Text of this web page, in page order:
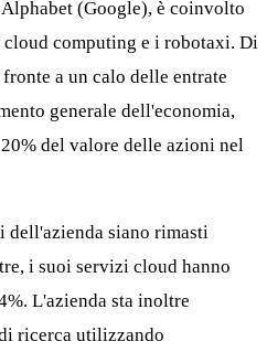
(Google), è coinvolto
computing e i robotaxi. Di
a un calo delle entrate
generale dell'economia,
del valore delle azioni nel
dell'azienda siano rimasti
i suoi servizi cloud hanno
L'azienda sta inoltre
ricerca utilizzando